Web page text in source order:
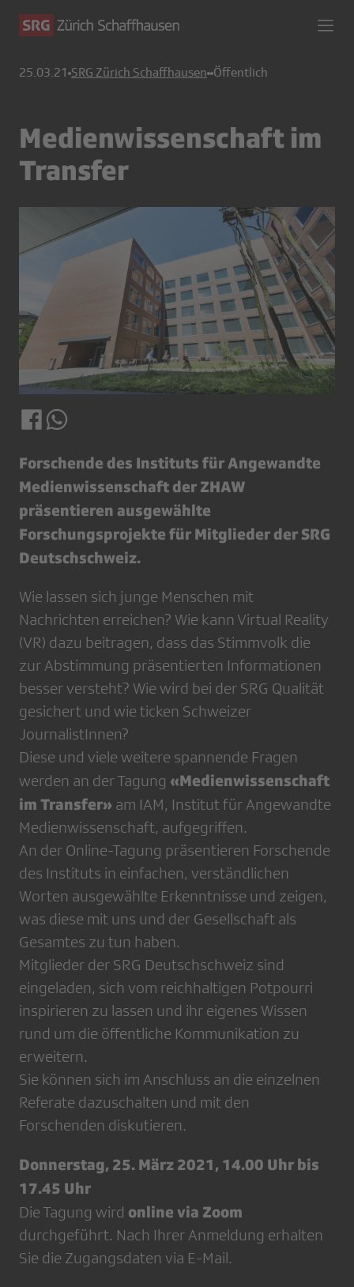
25.03.21 SRG Zürich Schaffhausen Öffentlich
Medienwissenschaft im
Transfer
Forschende des Instituts für Angewandte
Medienwissenschaft der ZHAW
präsentieren ausgewählte
Forschungsprojekte für Mitglieder der SRG
Deutschschweiz.
Wie lassen sich junge Menschen mit
Nachrichten erreichen? Wie kann Virtual Reality
(VR) dazu beitragen, dass das Stimmvolk die
zur Abstimmung präsentierten Informationen
besser versteht? Wie wird bei der SRG Qualität
gesichert und wie ticken Schweizer
JournalistInnen?
Diese und viele weitere spannende Fragen
werden an der Tagung «Medienwissenschaft
im Transfer» am IAM, Institut für Angewandte
Medienwissenschaft, aufgegriffen.
An der Online-Tagung präsentieren Forschende
des Instituts in einfachen, verständlichen
Worten ausgewählte Erkenntnisse und zeigen,
was diese mit uns und der Gesellschaft als
Gesamtes zu tun haben.
Mitglieder der SRG Deutschschweiz sind
eingeladen, sich vom reichhaltigen Potpourri
inspirieren zu lassen und ihr eigenes Wissen
rund um die öffentliche Kommunikation zu
erweitern.
Sie können sich im Anschluss an die einzelnen
Referate dazuschalten und mit den
Forschenden diskutieren.
Donnerstag, 25. März 2021, 14.00 Uhr bis
17.45 Uhr
Die Tagung wird online via Zoom
durchgeführt. Nach Ihrer Anmeldung erhalten
Sie die Zugangsdaten via E-Mail.